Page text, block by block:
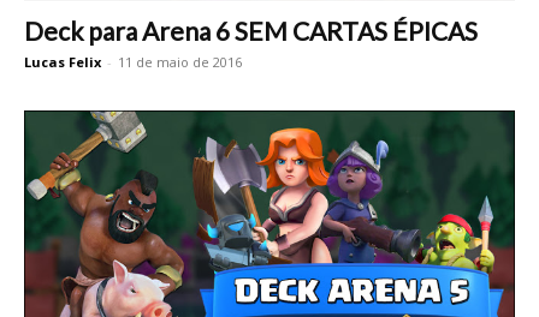
Deck para Arena 6 SEM CARTAS ÉPICAS
Lucas Felix - 11 de maio de 2016